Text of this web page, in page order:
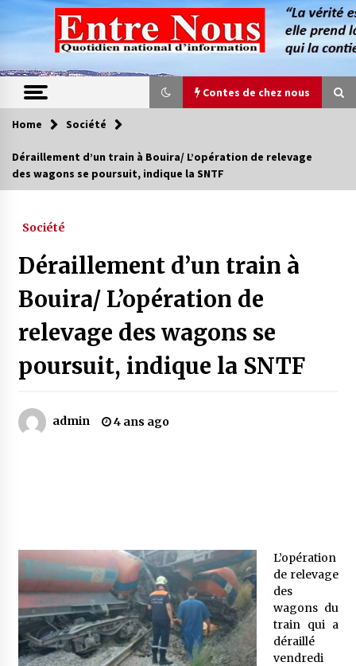
content
Contes de chez nous
Contes de chez nous
Quand la mère n’est plus là (17e partie)
Magie de sorcier
4 ans ago
Oum el Gaïla / L’ogresse du M’zab
4 ans ago
4 ans ago
5 ans ago
Le bouc de l’Au-delà
5 ans ago
Home Société
Déraillement d’un train à Bouira/ L’opération de relevage
des wagons se poursuit, indique la SNTF
Société
Déraillement d’un train à
Bouira/ L’opération de
relevage des wagons se
poursuit, indique la SNTF
admin 4 ans ago
L’opération
de relevage
des
wagons du
train qui a
déraillé
vendredi